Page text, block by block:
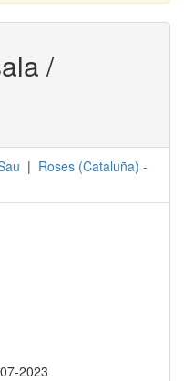
/
| Roses (Cataluña) -
2023